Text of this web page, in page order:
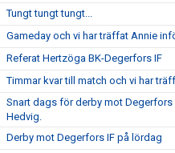
Tungt tungt tungt...
Gameday och vi har träffat Annie
Referat Hertzöga BK-Degerfors IF
Timmar kvar till match och vi har
Snart dags för derby mot Degerfors
Hedvig.
Derby mot Degerfors IF på lördag